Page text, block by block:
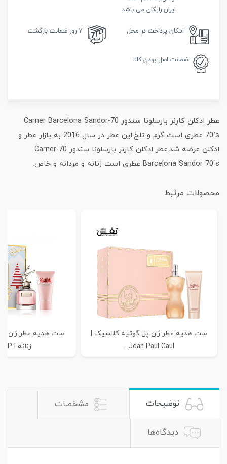
ایران رایگان می باشد
امکان پرداخت در محل ۷ روز ضمانت بازگشت
ضمانت اصل بودن کالا
عطر ادکلن کارنر بارسلونا سندور 70-Carner Barcelona Sandor
70`s عطری است گرم و تلخ.این عطر در سال 2016 به بازار عطر و
ادکلن عرضه شد.عطر ادکلن کارنر بارسلونا سندور 70-Carner
Barcelona Sandor 70`s عطری است زنانه و مردانه و خاص.
محصولات مرتبط
ست هدیه عطر ژان پل گوتیه کلاسیک |
Jean Paul Gaul...
ست هدیه عطر ژان
زنانه | JEAN P...
توضیحات مشخصات
دیدگاه‌ها